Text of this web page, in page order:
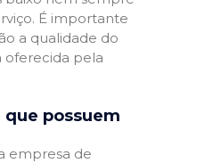
É importante
a qualidade do
oferecida pela
possuem
empresa de